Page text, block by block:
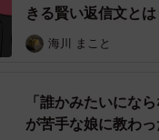
きる賢い返信文とは
海川 まこと
「誰かみたいにな
が苦手な娘に教わっ